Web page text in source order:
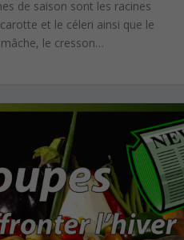
de saison sont les racines
et le céleri ainsi que le
le cresson…